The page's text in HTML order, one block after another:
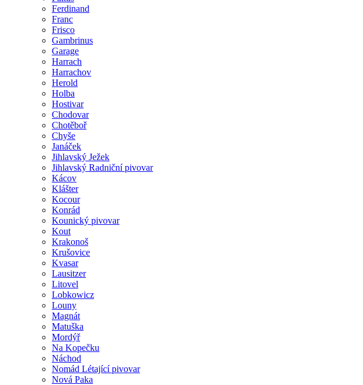
Ferdinand
Franc
Frisco
Gambrinus
Garage
Harrach
Harrachov
Herold
Holba
Hostivar
Chodovar
Chotěboř
Chyše
Janáček
Jihlavský Ježek
Jihlavský Radniční pivovar
Kácov
Klášter
Kocour
Konrád
Kounický pivovar
Kout
Krakonoš
Krušovice
Kvasar
Lausitzer
Litovel
Lobkowicz
Louny
Magnát
Matuška
Mordýř
Na Kopečku
Náchod
Nomád Létající pivovar
Nová Paka